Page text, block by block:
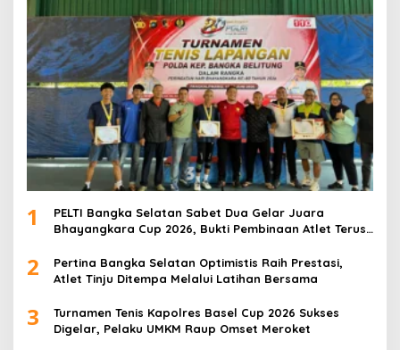
1
PELTI Bangka Selatan Sabet Dua Gelar Juara
Bhayangkara Cup 2026, Bukti Pembinaan Atlet Terus
2
Pertina Bangka Selatan Optimistis Raih Prestasi,
Atlet Tinju Ditempa Melalui Latihan Bersama
3
Turnamen Tenis Kapolres Basel Cup 2026 Sukses
Digelar, Pelaku UMKM Raup Omset Meroket